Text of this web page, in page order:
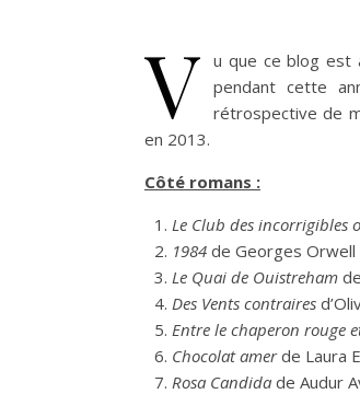
V u que ce blog est
pendant cette
rétrospective de
en 2013.
Côté romans :
Le Club des incorrigibles
1984 de Georges Orwell
Le Quai de Ouistreham
Des Vents contraires
Entre le chaperon rouge
Chocolat amerde Laura
Rosa Candida de Audur